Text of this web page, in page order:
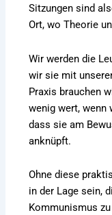
Sitzungen sind
Ort, wo Theorie
Wir werden die
wir sie mit
Praxis brauchen
wenig wert, wenn
dass sie am
anknüpft.
Ohne diese
in der Lage sein,
Kommunismus